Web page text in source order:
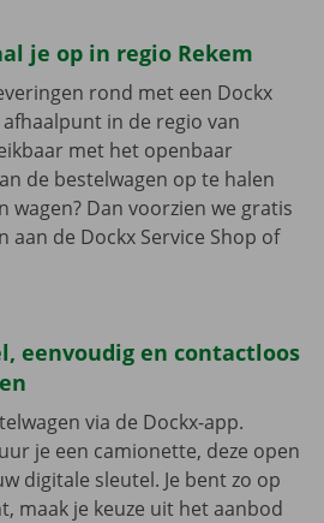
je op in regio Rekem
rond met een Dockx
in de regio van
met het openbaar
de bestelwagen op te halen
wagen? Dan voorzien we gratis
aan de Dockx Service Shop of
eenvoudig en contactloos
via de Dockx-app.
je een camionette, deze open
digitale sleutel. Je bent zo op
maak je keuze uit het aanbod